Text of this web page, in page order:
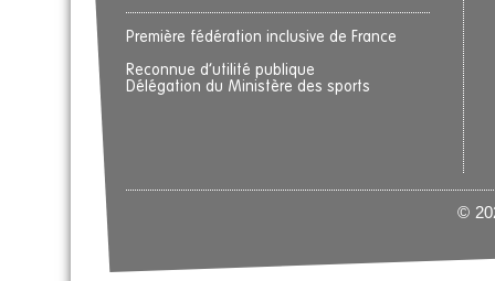
Première fédération inclusive de France
Reconnue d’utilité publique
Délégation du Ministère des sports
©